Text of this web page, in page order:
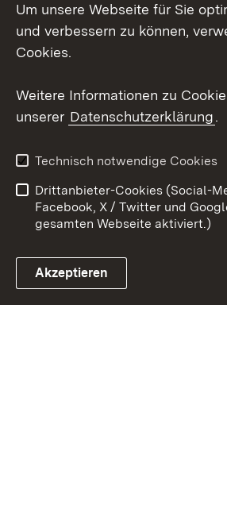
Messenger
Link zum Landesportal
Kontakt
Cookies
Um unsere Webseite für Sie
und verbessern zu können,
Cookies.
Weitere Informationen zu
unserer Datenschutzerklärung.
Technisch notwendige Cookies
Drittanbieter-Cookies (Social-
Facebook, X / Twitter und
gesamten Webseite aktiviert.)
Akzeptieren